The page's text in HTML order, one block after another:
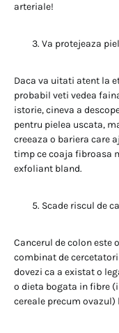
arteriale!
Va protejeaza
Daca va uitati atent la
probabil veti vedea
istorie, cineva a
pentru pielea uscata,
creeaza o bariera care
timp ce coaja fibroasa
exfoliant bland.
Scade riscul de
Cancerul de colon este
combinat de
dovezi ca a existat o
o dieta bogata in fibre
cereale precum